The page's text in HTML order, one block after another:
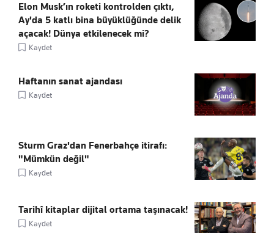
Elon Musk’ın roketi kontrolden çıktı,
Ay'da 5 katlı bina büyüklüğünde delik
açacak! Dünya etkilenecek mi?
Kaydet
Haftanın sanat ajandası
Kaydet
Sturm Graz'dan Fenerbahçe itirafı:
"Mümkün değil"
Kaydet
Tarihî kitaplar dijital ortama taşınacak!
Kaydet